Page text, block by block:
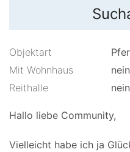
Objektart
Mit Wohnhaus
nein
Reithalle
nein
Hallo liebe Community,
Vielleicht habe ich ja